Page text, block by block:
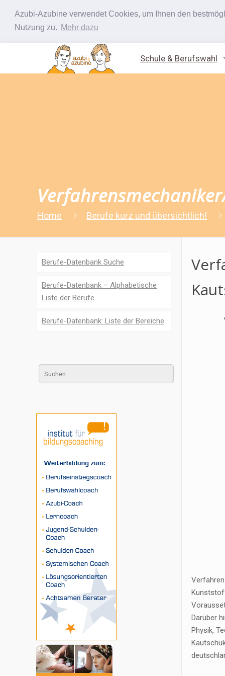
Azubi-Azubine verwendet Cookies, um Ihnen den
Nutzung zu. Mehr dazu
Schule & Berufswahl
Home Berufe kurz und übersichtlich!
Darüber
Physik,
Berufe-Datenbank Suche
Berufe-Datenbank – Alphabetische
Liste der Berufe
Berufe-Datenbank: Liste der Bereiche